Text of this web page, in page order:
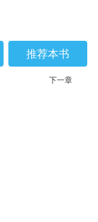
推荐本书
下一章